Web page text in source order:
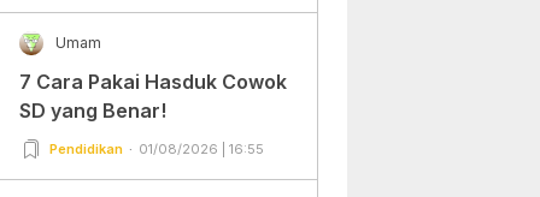
Umam
7 Cara Pakai Hasduk Cowok
SD yang Benar!
Pendidikan 01/08/2026 | 16:55